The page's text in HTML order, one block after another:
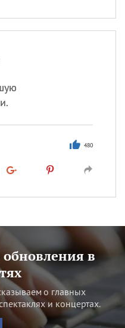
480
в
о главных
и концертах.